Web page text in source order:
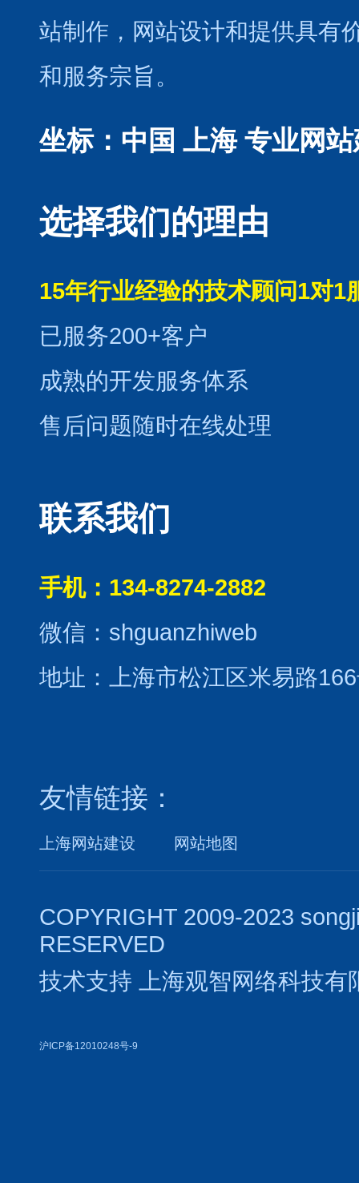
站制作 ， 网站设计和提供具有
和服务宗旨。
坐标：中国 上海 专业网
选择我们的理由
15年行业经验的技术顾问1对1
已服务200+客户
成熟的开发服务体系
售后问题随时在线处理
联系我们
手机：134-8274-2882
微信：shguanzhiweb
地址：上海市松江区米易路
友情链接：
上海网站建设 网站地图
COPYRIGHT 2009-2023
RESERVED
技术支持
上海观智网络科技有
沪ICP备12010248号-9